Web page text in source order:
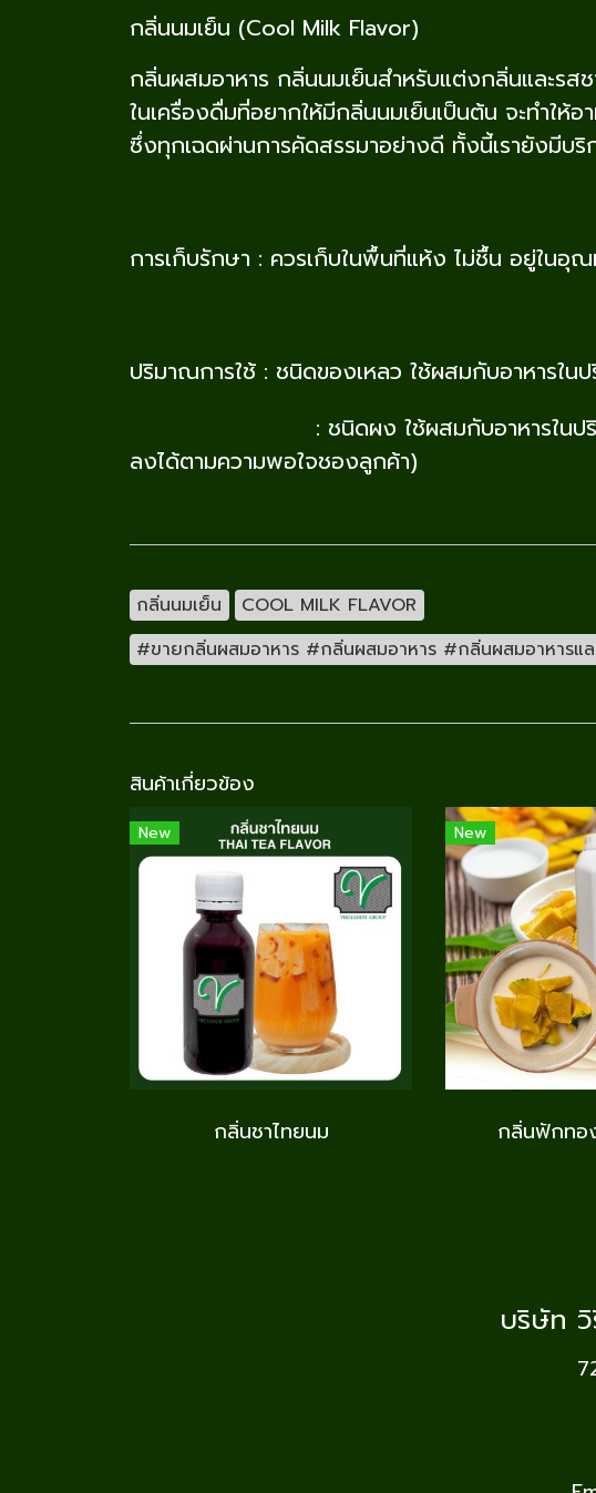
กลิ่นนมเย็น (Cool Milk Flavor)
กลิ่นผสมอาหาร กลิ่นนมเย็นสำหรับแต่งกลิ่นและรสช
ในเครื่องดื่มที่อยากให้มีกลิ่นนมเย็นเป็นต้น จะทำให้
ซึ่งทุกเฉดผ่านการคัดสรรมาอย่างดี ทั้งนี้เรายังมีบ
การเก็บรักษา : ควรเก็บในพื้นที่แห้ง ไม่ชื้น อยู่ใน
ปริมาณการใช้ : ชนิดของเหลว ใช้ผสมกับอาหารใ
: ชนิดผง ใช้ผสมกับอาหารในปริมาณ
ลงได้ตามความพอใจชองลูกค้า)
กลิ่นนมเย็น
COOL MILK FLAVOR
#ขายกลิ่นผสมอาหาร #กลิ่นผสมอาหาร #กลิ่นผสมอาหารแ
สินค้าเกี่ยวข้อง
New
กลิ่นชาไทยนม
New
กลิ่นฟักทอ
บริษัท